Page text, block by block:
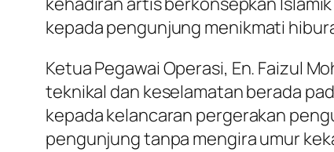
kepada pengunjung menikmati
Ketua Pegawai Operasi, En. Faizul
teknikal dan keselamatan berada
kepada kelancaran pergerakan
pengunjung tanpa mengira umur